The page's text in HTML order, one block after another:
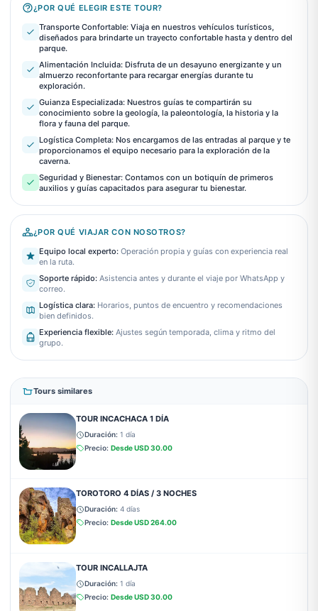
¿POR QUÉ ELEGIR ESTE TOUR?
Transporte Confortable: Viaja en nuestros vehículos turísticos,
diseñados para brindarte un trayecto confortable hasta y dentro del
parque.
Alimentación Incluida: Disfruta de un desayuno energizante y un
almuerzo reconfortante para recargar energías durante tu
exploración.
Guianza Especializada: Nuestros guías te compartirán su
conocimiento sobre la geología, la paleontología, la historia y la
flora y fauna del parque.
Logística Completa: Nos encargamos de las entradas al parque y te
proporcionamos el equipo necesario para la exploración de la
caverna.
Seguridad y Bienestar: Contamos con un botiquín de primeros
auxilios y guías capacitados para asegurar tu bienestar.
¿POR QUÉ VIAJAR CON NOSOTROS?
Equipo local experto: Operación propia y guías con experiencia real
en la ruta.
Soporte rápido: Asistencia antes y durante el viaje por WhatsApp y
correo.
Logística clara: Horarios, puntos de encuentro y recomendaciones
bien definidos.
Experiencia flexible: Ajustes según temporada, clima y ritmo del
grupo.
Tours similares
TOUR INCACHACA 1 DÍA
Duración: 1 día
Precio: DesdeUSD 30.00
TOROTORO 4 DÍAS / 3 NOCHES
Duración: 4 días
Precio: DesdeUSD 264.00
TOUR INCALLAJTA
Duración: 1 día
Precio: DesdeUSD 30.00